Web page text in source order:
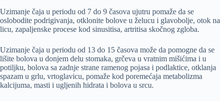
Uzimanje čaja u periodu od 7 do 9 časova ujutru pomaže da se
oslobodite podrigivanja, otklonite bolove u želucu i glavobolje, otok na
licu, zapaljenske procese kod sinusitisa, artritisa skočnog zgloba.
Uzimanje čaja u periodu od 13 do 15 časova može da pomogne da se
lišite bolova u donjem delu stomaka, grčeva u vratnim mišićima i u
potiljku, bolova sa zadnje strane ramenog pojasa i podlaktice, otklanja
spazam u grlu, vrtoglavicu, pomaže kod poremećaja metabolizma
kalcijuma, masti i ugljenih hidrata i bolova u srcu.